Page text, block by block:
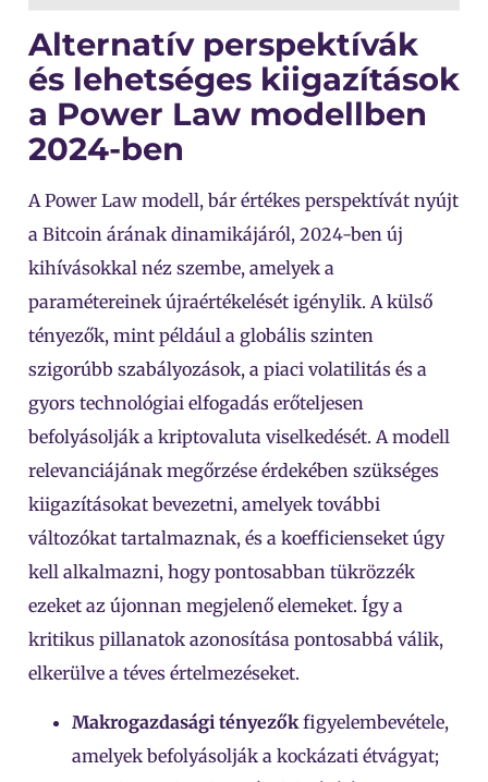
Alternatív perspektívák
és lehetséges kiigazítások
a Power Law modellben
2024-ben
A Power Law modell, bár értékes perspektívát nyújt
a Bitcoin árának dinamikájáról, 2024-ben új
kihívásokkal néz szembe, amelyek a
paramétereinek újraértékelését igénylik. A külső
tényezők, mint például a globális szinten
szigorúbb szabályozások, a piaci volatilitás és a
gyors technológiai elfogadás erőteljesen
befolyásolják a kriptovaluta viselkedését. A modell
relevanciájának megőrzése érdekében szükséges
kiigazításokat bevezetni, amelyek további
változókat tartalmaznak, és a koefficienseket úgy
kell alkalmazni, hogy pontosabban tükrözzék
ezeket az újonnan megjelenő elemeket. Így a
kritikus pillanatok azonosítása pontosabbá válik,
elkerülve a téves értelmezéseket.
Makrogazdasági tényezőkfigyelembevétele,
amelyek befolyásolják a kockázati étvágyat;